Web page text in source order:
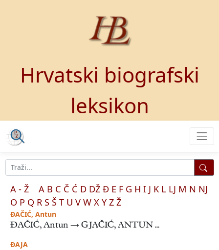
Hrvatski biografski
leksikon
A - Ž A B C Č Ć D DŽ Đ E F G H I J K L LJ M N NJ
O P Q R S Š T U V W X Y Z Ž
ĐAČIĆ, Antun
ĐAČIĆ, Antun → GJAČIĆ, ANTUN ...
ĐAJA